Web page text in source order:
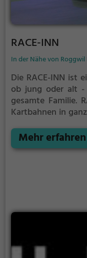
RACE-INN
In der Nähe von Roggwil
Die RACE-INN ist
ob jung oder alt
gesamte Familie.
Kartbahnen in
Kart um die Kurven
Mehr erfahren